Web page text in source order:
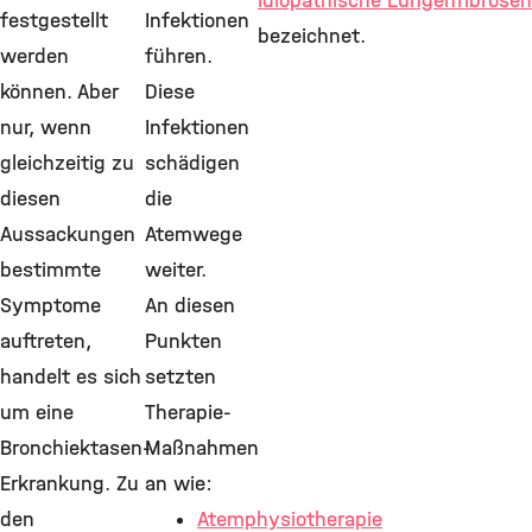
festgestellt
werden
können. Aber
nur, wenn
gleichzeitig zu
diesen
Aussackungen
bestimmte
Symptome
auftreten,
handelt es sich
um eine
Bronchiektasen-
Erkrankung. Zu
den
Infektionen
führen.
Diese
Infektionen
schädigen
die
Atemwege
weiter.
An diesen
Punkten
setzten
Therapie-
Maßnahmen
an wie:
Atemphysiotherapie
bezeichnet.